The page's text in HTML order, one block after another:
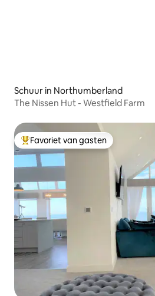
Schuur in Northumberland
The Nissen Hut - Westfield Farm
Topfavoriet van gasten
Favoriet van gasten